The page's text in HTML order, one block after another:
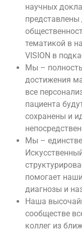
научных
представлены
тематикой в
VISION в
Мы –
достижения
все
пациента
сохранены и
Мы –
помогает
диагнозы и
Наша
сообществе
коллег из